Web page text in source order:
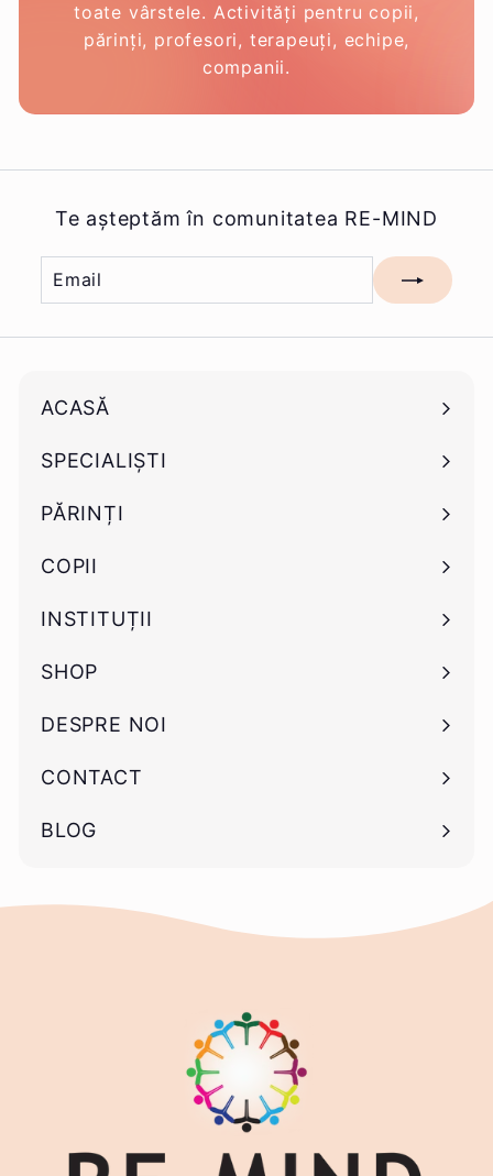
toate vârstele. Activități pentru copii,
părinți, profesori, terapeuți, echipe,
companii.
Te așteptăm în comunitatea RE-MIND
Email
Mă
înscriu
ACASĂ
SPECIALIȘTI
Deschide
submeniu
PĂRINȚI
Deschide
submeniu
COPII
Deschide
submeniu
INSTITUȚII
Deschide
submeniu
SHOP
Deschide
submeniu
DESPRE NOI
CONTACT
BLOG